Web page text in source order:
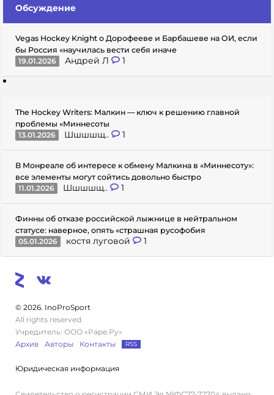
Обсуждение
Vegas Hockey Knight о Дорофееве и Барбашеве на ОИ, если
бы Россия «научилась вести себя иначе
19.01.2026
Андрей Л 1
The Hockey Writers: Малкин — ключ к решению главной
проблемы «Миннесоты
13.01.2026
Шшшшщ.. 1
В Монреале об интересе к обмену Малкина в «Миннесоту»:
все элементы могут сойтись довольно быстро
11.01.2026
Шшшшщ.. 1
Финны об отказе российской лыжнице в нейтральном
статусе: наверное, опять «страшная русофобия
05.01.2026
костя луговой 1
© 2026. InoProSport
All rights reserved.
Учредитель: ООО «Раре.Ру»
Архив
Авторы Контакты RSS
Юридическая информация